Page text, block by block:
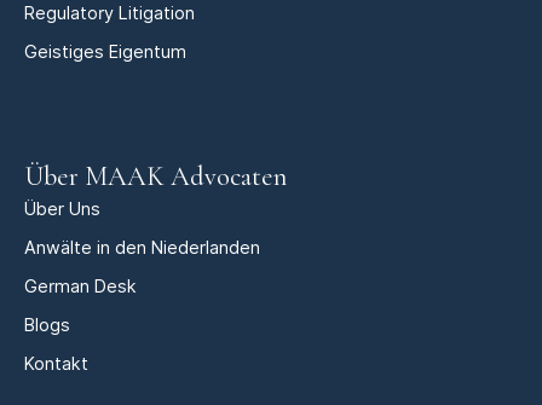
Regulatory Litigation
Geistiges Eigentum
Über MAAK Advocaten
Über Uns
Anwälte in den Niederlanden
German Desk
Blogs
Kontakt